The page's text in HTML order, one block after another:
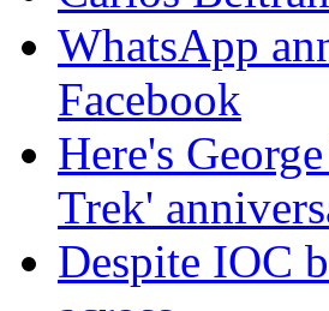
WhatsApp
Facebook
Here's
Trek'
Despite IOC